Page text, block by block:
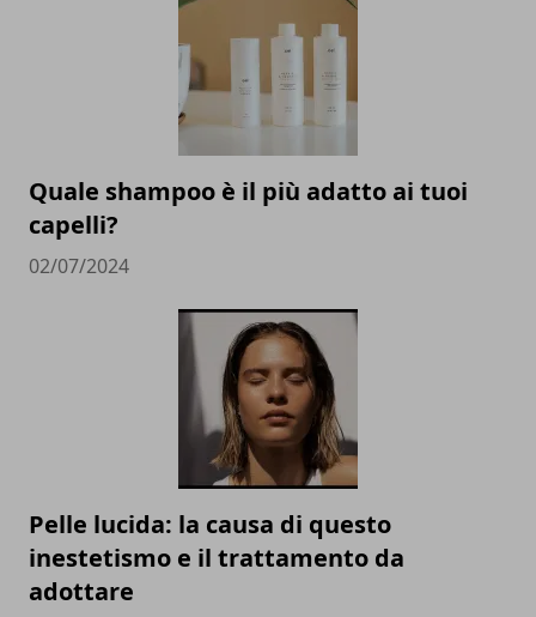
Quale shampoo è il più adatto ai tuoi
capelli?
02/07/2024
Pelle lucida: la causa di questo
inestetismo e il trattamento da
adottare